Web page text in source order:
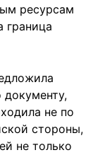
ресурсам
граница
документу,
не по
стороны,
не только